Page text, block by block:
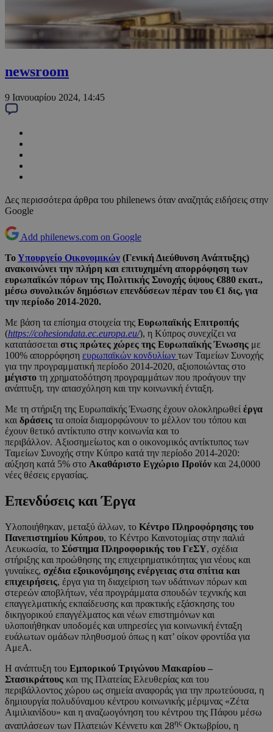
newsroom
9 Ιανουαρίου 2024, 14:45
Δες περισσότερα άρθρα του philenews όταν αναζητάς ειδήσεις στην
Google
Add philenews.com on Google
ΤοΥπουργείο Οικονομικών (Γενική Διεύθυνση Ανάπτυξης)
ανακοινώνει την πλήρη και επιτυχημένη απορρόφηση των
ευρωπαϊκών πόρων της Πολιτικής Συνοχής ύψους €880 εκατ.,
μέσω συνολικών δημόσιων επενδύσεων πέραν του €1 δις, για
την περίοδο 2014-2020.
Με βάση τα επίσημα στοιχεία της Ευρωπαϊκής Επιτροπής
(https://cohesiondata.ec.europa.eu/), η Κύπρος συνεχίζει να
κατατάσσεται στις πρώτες χώρες της Ευρωπαϊκής Ένωσης με
100% απορρόφηση ευρωπαϊκών κονδυλίων των Ταμείων Συνοχής
για την προγραμματική περίοδο 2014-2020, αξιοποιώντας στο
μέγιστο τη χρηματοδότηση προγραμμάτων που προάγουν την
ανάπτυξη, την απασχόληση και την κοινωνική ένταξη.
Με τη στήριξη της Ευρωπαϊκής Ένωσης έχουν ολοκληρωθεί έργα
και δράσεις τα οποία διαμορφώνουν το μέλλον του τόπου και
έχουν θετικό αντίκτυπο στην κοινωνία και το
περιβάλλον. Αξιοσημείωτος και ο οικονομικός αντίκτυπος των
Ταμείων Συνοχής στην Κύπρο κατά την περίοδο 2014-2020:
αύξηση κατά 5% στο Ακαθάριστο Εγχώριο Προϊόν και 24,0000
νέες θέσεις εργασίας.
Επενδύσεις και Έργα
Υλοποιήθηκαν, μεταξύ άλλων, το Κέντρο Πληροφόρησης του
Πανεπιστημίου Κύπρου, το Κέντρο Καινοτομίας στην παλιά
Λευκωσία, το Σύστημα Πληροφορικής του ΓεΣΥ, σχέδια
στήριξης και προώθησης της επιχειρηματικότητας για νέους και
γυναίκες, σχέδια εξοικονόμησης ενέργειας στα σπίτια και
επιχειρήσεις, έργα για τη διαχείριση των υδάτινων πόρων και
στερεών αποβλήτων, νέα προγράμματα σπουδών τεχνικής και
επαγγελματικής εκπαίδευσης και πρακτικής εξάσκησης του
δικηγορικού επαγγέλματος και νέων επιστημόνων και
υλοποιήθηκαν υποδομές και υπηρεσίες για κοινωνική ένταξη
ευάλωτων ομάδων πληθυσμού όπως η κατ’ οίκον φροντίδα για
ΑμεΑ.
Η ανάπτυξη του Εμπορικού Τριγώνου Μακαρίου –
Στασικράτους και της Πλατείας Ελευθερίας και του
περιβάλλοντος χώρου ως σημεία αναφοράς για την πρωτεύουσα, η
δημιουργία πολυδύναμου κέντρου κοινωνικής μέριμνας «Ζέτα
Αιμιλιανίδου» και η αναζωογόνηση του κέντρου της Πάφου μέσω
αναπλάσεων των Πλατειών Κέννετυ και 28ης Οκτωβρίου, η